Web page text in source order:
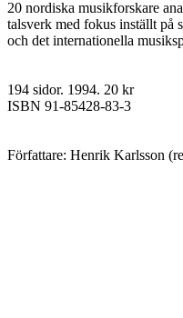
20 nordiska musikforskare
talsverk med fokus inställt på
och det internationella
194 sidor. 1994. 20 kr
ISBN 91-85428-83-3
Författare: Henrik Karlsson